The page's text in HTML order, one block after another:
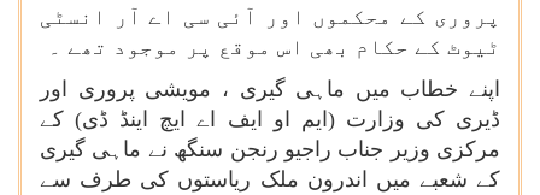
پروری کے محکموں اور آئی سی اے آر انسٹی
ٹیوٹ کے حکام بھی اس موقع پر موجود تھے ۔
اپنے خطاب میں ماہی گیری ، مویشی پروری اور
ڈیری کی وزارت (ایم او ایف اے ایچ اینڈ ڈی) کے
مرکزی وزیر جناب راجیو رنجن سنگھ نے ماہی گیری
کے شعبے میں اندرون ملک ریاستوں کی طرف سے